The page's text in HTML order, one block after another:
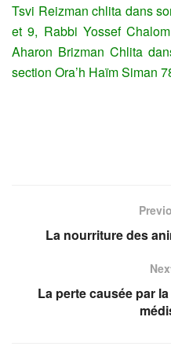
Tsvi Reizman chlita dans
et 9, Rabbi Yossef
Aharon Brizman Chlita
section Ora’h Haïm Siman
La nourriture des
La perte causée par